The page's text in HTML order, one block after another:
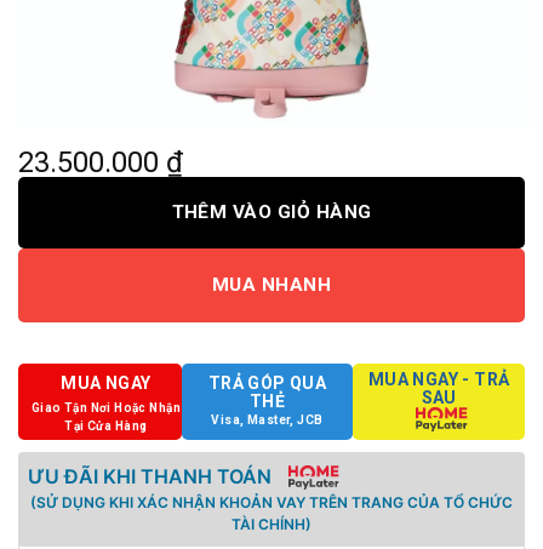
23.500.000 ₫
THÊM VÀO GIỎ HÀNG
MUA NHANH
MUA NGAY
Giao Tận Nơi Hoặc Nhận
Tại Cửa Hàng
TRẢ GÓP QUA
THẺ
Visa, Master, JCB
MUA NGAY - TRẢ
SAU
ƯU ĐÃI KHI THANH TOÁN
(SỬ DỤNG KHI XÁC NHẬN KHOẢN VAY TRÊN TRANG CỦA TỔ CHỨC
TÀI CHÍNH)